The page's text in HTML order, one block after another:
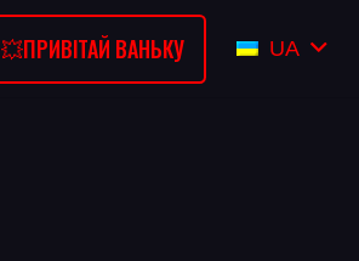
💥ПРИВІТАЙ ВАНЬКУ UA